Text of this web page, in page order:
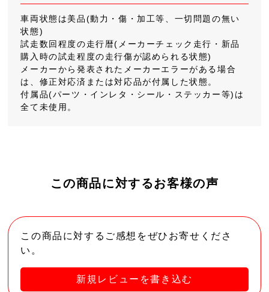
車両状態は美品(動力・傷・加工等、一切問題の無い
状態)
試走数回程度の走行暦(メーカーチェック走行・新品
購入時の試走程度の走行傷が認められる状態)
メーカーから発表されたメーカーエラーがある場合
は、修正対応済または対応品が付属した状態。
付属品(パーツ・インレタ・シール・ステッカー等)は
全て未使用。
この商品に対するお客様の声
この商品に対するご感想をぜひお寄せくださ
い。
新規レビューを書き込む